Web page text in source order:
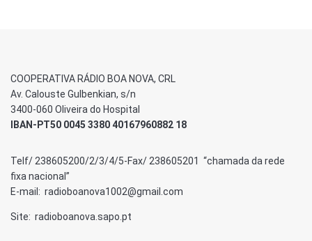
COOPERATIVA RÁDIO BOA NOVA, CRL
Av. Calouste Gulbenkian, s/n
3400-060 Oliveira do Hospital
IBAN-PT50 0045 3380 40167960882 18
Telf/ 238605200/2/3/4/5-Fax/ 238605201 “chamada da rede
fixa nacional”
E-mail: radioboanova1002@gmail.com
Site: radioboanova.sapo.pt